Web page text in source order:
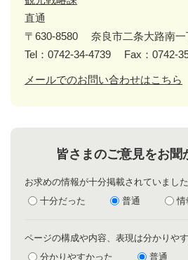
直通
〒630-8580
奈良市二条大路南一
Tel：0742-34-4739
Fax：0742-
メールでのお問い合わせはこちら
皆さまのご意見をお聞
お求めの情報が十分掲載されていまし
十分だった
普通 情
ページの構成や内容、表現は分かりや
分かりやすかった
普通